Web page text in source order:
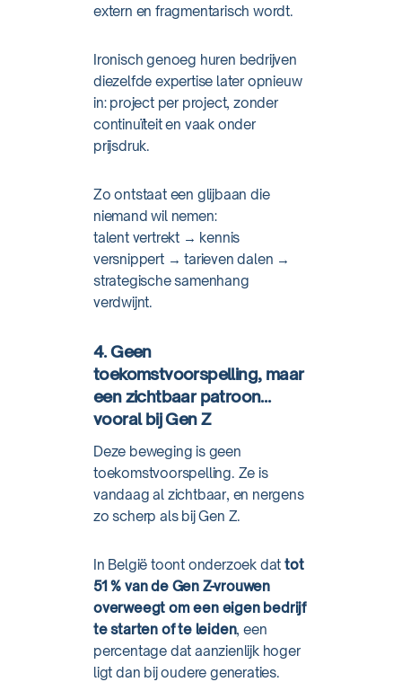
extern en fragmentarisch wordt.
Ironisch genoeg huren bedrijven
diezelfde expertise later opnieuw
in: project per project, zonder
continuïteit en vaak onder
prijsdruk.
Zo ontstaat een glijbaan die
niemand wil nemen:
talent vertrekt → kennis
versnippert → tarieven dalen →
strategische samenhang
verdwijnt.
4. Geen
toekomstvoorspelling, maar
een zichtbaar patroon…
vooral bij Gen Z
Deze beweging is geen
toekomstvoorspelling. Ze is
vandaag al zichtbaar, en nergens
zo scherp als bij Gen Z.
In België toont onderzoek dat tot
51 % van de Gen Z-vrouwen
overweegt om een eigen bedrijf
te starten of te leiden, een
percentage dat aanzienlijk hoger
ligt dan bij oudere generaties.